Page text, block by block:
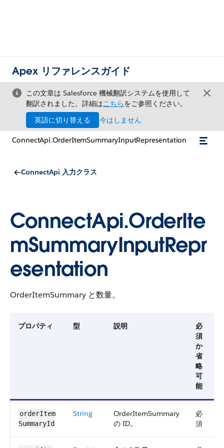
Apex リファレンスガイド
この文章は Salesforce 機械翻訳システムを使用して
翻訳されました。詳細はこちらをご参照ください。
英語に切り替える
今はしません
ConnectApi.OrderItemSummaryInputRepresentation
ConnectApi 入力クラス
ConnectApi.OrderIte
mSummaryInputRepr
esentation
OrderItemSummary と数量。
プロパティ 型 説明
必
須
か
省
略
可
能
orderItem​
SummaryId
String
OrderItemSummary
の ID。
必
須